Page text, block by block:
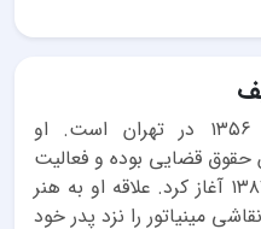
شبنم نظیف متولد ۱۷ مرداد ۱۳۵۶ در تهران است. او
قضایی بوده و فعالیت
خود را در حوزه زیبایی از سال ۱۳۸۷ آغاز کرد. علاقه او به هنر
مینیاتور را نزد پدر خود